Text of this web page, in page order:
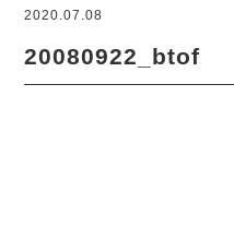
2020.07.08
20080922_btof